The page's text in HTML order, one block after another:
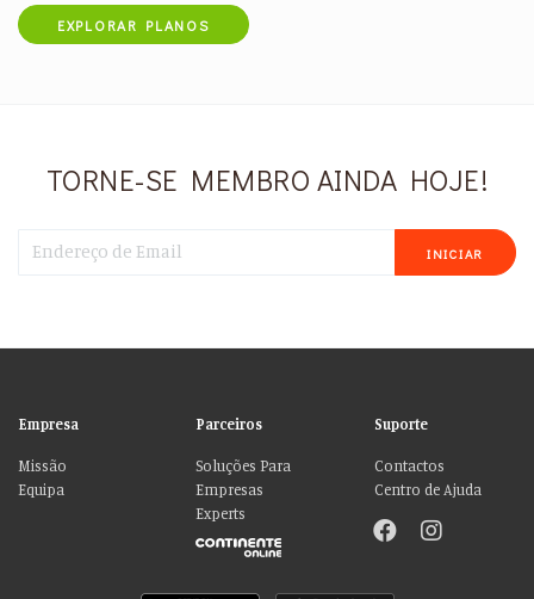
EXPLORAR PLANOS
TORNE-SE MEMBRO AINDA HOJE!
INICIAR
Empresa
Missão
Equipa
Parceiros
Soluções Para
Empresas
Experts
Suporte
Contactos
Centro de Ajuda